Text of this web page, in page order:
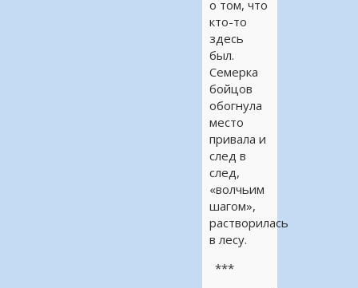
о том, что
кто-то
здесь
был.
Семерка
бойцов
обогнула
место
привала и
след в
след,
«волчьим
шагом»,
растворилась
в лесу.
***